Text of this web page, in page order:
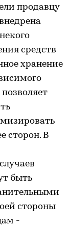
продавцу
средств
хранение
сторон. В
быть
стороны
-